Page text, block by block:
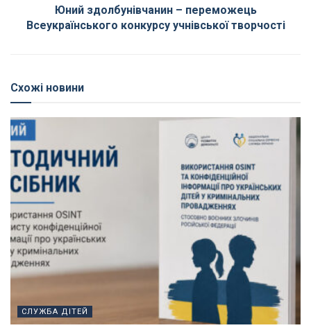
Юний здолбунівчанин – переможець
Всеукраїнського конкурсу учнівської творчості
Схожі новини
СЛУЖБА ДІТЕЙ